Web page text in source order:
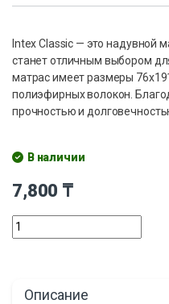
Intex Classic — это надувной
станет отличным выбором
матрас имеет размеры
полиэфирных волокон.
прочностью и
В наличии
7,800 ₸
Описание